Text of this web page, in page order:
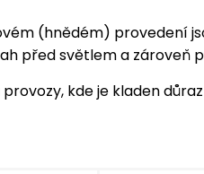
(hnědém) provedení
před světlem a zároveň
kde je kladen